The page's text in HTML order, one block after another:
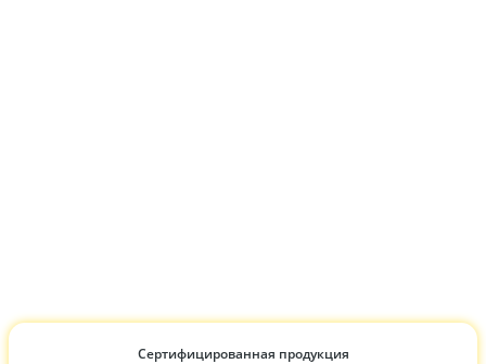
Сертифицированная продукция